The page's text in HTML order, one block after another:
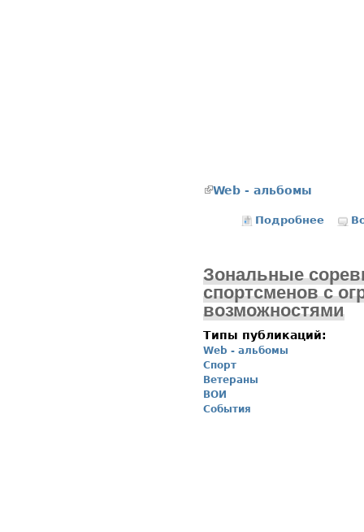
(внешняя ссылка)
Web - альбомы
Подробнее о
Зональные
спортсменов с
возможностями
Типы публикаций:
Web - альбомы
Спорт
Ветераны
ВОИ
События